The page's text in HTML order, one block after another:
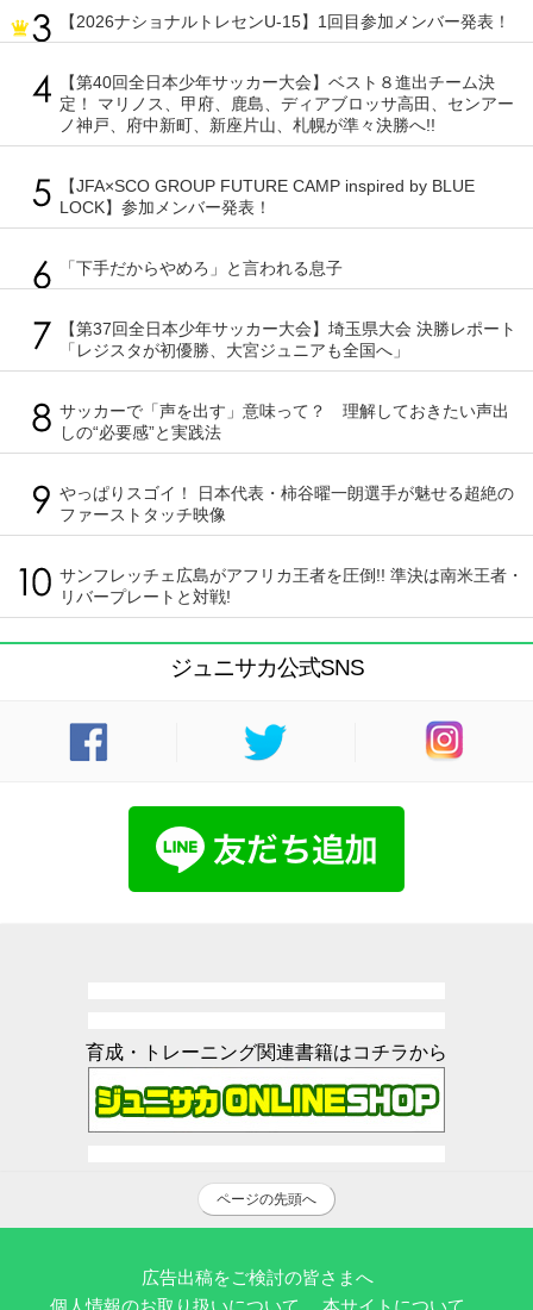
【2026ナショナルトレセンU-15】1回目参加メンバー発表！
【第40回全日本少年サッカー大会】ベスト８進出チーム決
定！ マリノス、甲府、鹿島、ディアブロッサ高田、センアー
ノ神戸、府中新町、新座片山、札幌が準々決勝へ!!
【JFA×SCO GROUP FUTURE CAMP inspired by BLUE
LOCK】参加メンバー発表！
「下手だからやめろ」と言われる息子
【第37回全日本少年サッカー大会】埼玉県大会 決勝レポート
「レジスタが初優勝、大宮ジュニアも全国へ」
サッカーで「声を出す」意味って？ 理解しておきたい声出
しの“必要感”と実践法
やっぱりスゴイ！ 日本代表・柿谷曜一朗選手が魅せる超絶の
ファーストタッチ映像
サンフレッチェ広島がアフリカ王者を圧倒!! 準決は南米王者・
リバープレートと対戦!
ジュニサカ公式SNS
育成・トレーニング関連書籍はコチラから
ページの先頭へ
広告出稿をご検討の皆さまへ